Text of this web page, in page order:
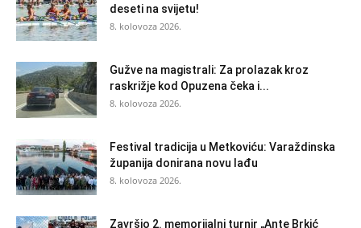
deseti na svijetu!
8. kolovoza 2026.
Gužve na magistrali: Za prolazak kroz
raskrižje kod Opuzena čeka i...
8. kolovoza 2026.
Festival tradicija u Metkoviću: Varaždinska
županija donirana novu lađu
8. kolovoza 2026.
Završio 2. memorijalni turnir „Ante Brkić